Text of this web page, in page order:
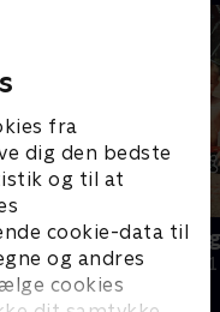
fra
dig den bedste
og til at
cookie-data til
og andres
cookies
Hvorfor
Dokumentar •